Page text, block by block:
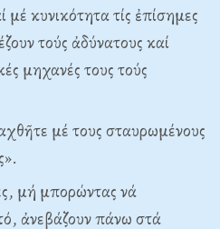
κυνικότητα τίς ἐπίσημες
τούς ἀδύνατους καί
μηχανές τους τούς
μέ τους σταυρωμένους
μή μπορώντας νά
ἀνεβάζουν πάνω στά